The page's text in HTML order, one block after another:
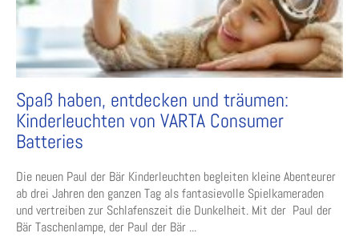
Spaß haben, entdecken und träumen:
Kinderleuchten von VARTA Consumer
Batteries
Die neuen Paul der Bär Kinderleuchten begleiten kleine Abenteurer
ab drei Jahren den ganzen Tag als fantasievolle Spielkameraden
und vertreiben zur Schlafenszeit die Dunkelheit. Mit der Paul der
Bär Taschenlampe, der Paul der Bär ...